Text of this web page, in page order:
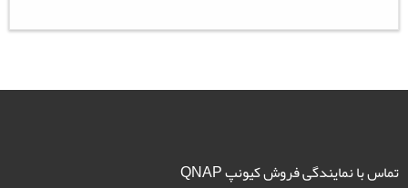
تماس با نمایندگی فروش کیونپ QNAP